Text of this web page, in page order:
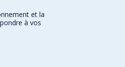
et cours et la
à vos